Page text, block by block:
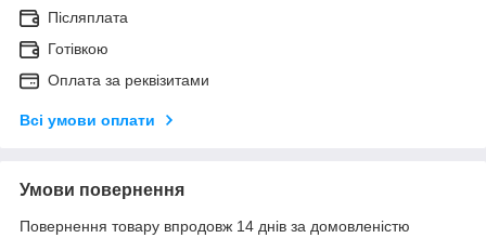
Післяплата
Готівкою
Оплата за реквізитами
Всі умови оплати
Умови повернення
Повернення товару впродовж 14 днів за домовленістю